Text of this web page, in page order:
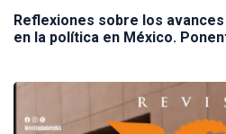
Reflexiones sobre los
en la política en México.